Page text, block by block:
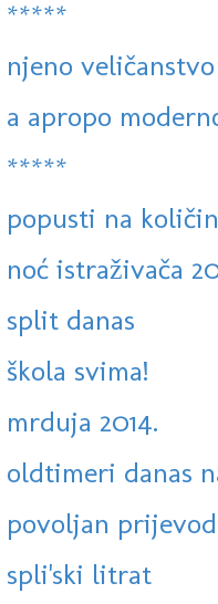
*****
njeno
a apropo
*****
popusti na
noć istraživača
split danas
škola svima!
mrduja 2014.
oldtimeri danas
povoljan
spli'ski litrat